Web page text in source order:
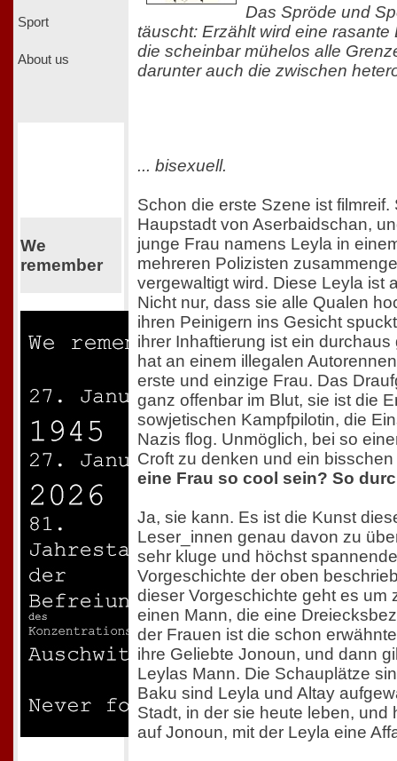
Sport
About us
We
remember
Das Spröde und
täuscht: Erzählt wird eine
die scheinbar mühelos alle
darunter auch die zwischen
... bisexuell.
Schon die erste Szene ist
Haupstadt von Aserbaidschan,
junge Frau namens Leyla in
mehreren Polizisten
vergewaltigt wird. Diese Leyla ist
Nicht nur, dass sie alle Qualen
ihren Peinigern ins Gesicht
ihrer Inhaftierung ist ein
hat an einem illegalen
erste und einzige Frau. Das
ganz offenbar im Blut, sie ist die
sowjetischen Kampfpilotin, die
Nazis flog. Unmöglich, bei so
Croft zu denken und ein
eine Frau so cool sein? So
Ja, sie kann. Es ist die Kunst
Leser_innen genau davon zu
sehr kluge und höchst
Vorgeschichte der oben
dieser Vorgeschichte geht es um
einen Mann, die eine
der Frauen ist die schon
ihre Geliebte Jonoun, und dann
Leylas Mann. Die Schauplätze
Baku sind Leyla und Altay
Stadt, in der sie heute leben, und
auf Jonoun, mit der Leyla eine